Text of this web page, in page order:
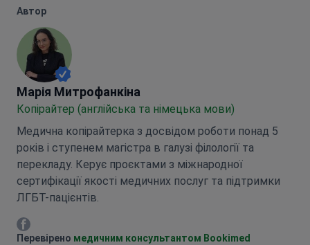
Автор
Марія Митрофанкіна
Марія Митрофанкіна
Копірайтер (англійська та німецька мови)
Медична копірайтерка з досвідом роботи понад 5
років і ступенем магістра в галузі філології та
перекладу. Керує проєктами з міжнародної
сертифікації якості медичних послуг та підтримки
ЛГБТ-пацієнтів.
Марія Митрофанкіна Facebook
Перевірено медичним консультантом Bookimed